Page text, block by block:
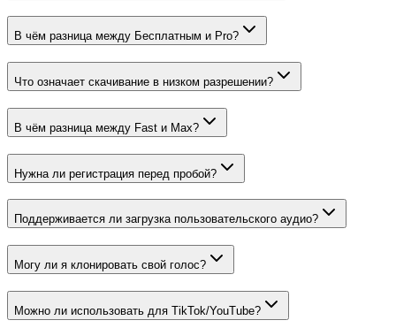
В чём разница между Бесплатным и Pro?
Что означает скачивание в низком разрешении?
В чём разница между Fast и Max?
Нужна ли регистрация перед пробой?
Поддерживается ли загрузка пользовательского аудио?
Могу ли я клонировать свой голос?
Можно ли использовать для TikTok/YouTube?